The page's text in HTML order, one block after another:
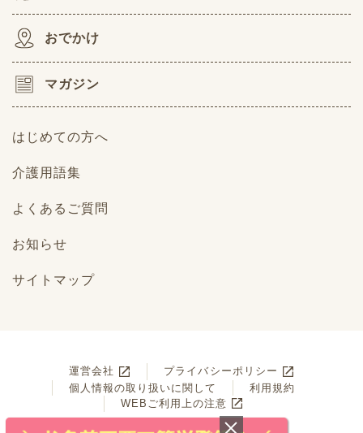
おでかけ
マガジン
はじめての方へ
介護用語集
よくあるご質問
お知らせ
サイトマップ
運営会社
プライバシーポリシー
個人情報の取り扱いに関して
利用規約
WEBご利用上の注意